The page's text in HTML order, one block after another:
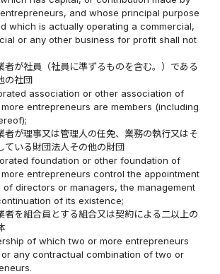
and whose principal purpose
which is actually operating a commercial,
or any other business for profit shall not
者が社員（社員に準ずるものを含む。）である
の社団
association or other association of
entrepreneurs are members (including
者が理事又は管理人の任免、業務の執行又はそ
ている財団法人その他の財団
foundation or other foundation of
entrepreneurs control the appointment
of directors or managers, the management
of its existence;
者を組合員とする組合又は契約による二以上の
of which two or more entrepreneurs
any contractual combination of two or